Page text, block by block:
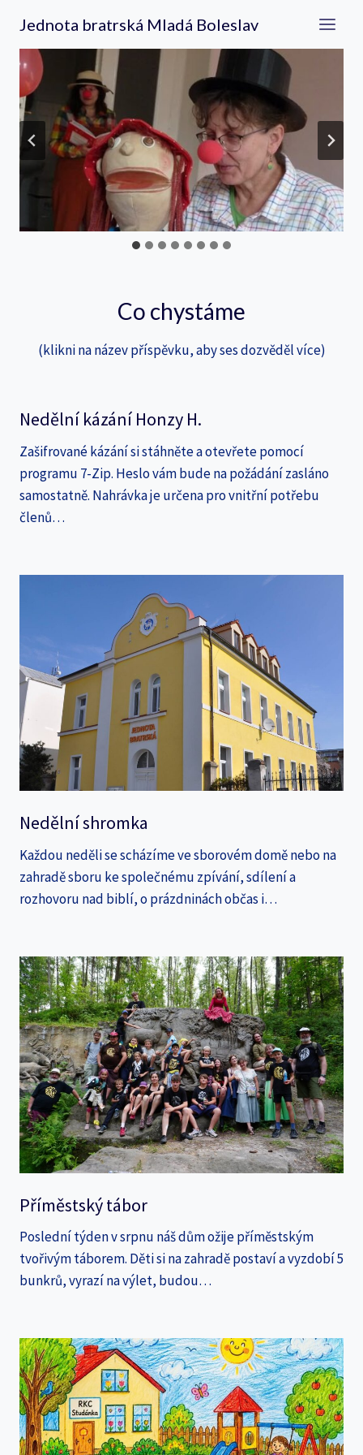
obsah
Jednota bratrská Mladá Boleslav
Co chystáme
(klikni na název příspěvku, aby ses dozvěděl více)
Nedělní kázání Honzy H.
Zašifrované kázání si stáhněte a otevřete pomocí
programu 7-Zip. Heslo vám bude na požádání zasláno
samostatně. Nahrávka je určena pro vnitřní potřebu
členů…
Nedělní shromka
Každou neděli se scházíme ve sborovém domě nebo na
zahradě sboru ke společnému zpívání, sdílení a
rozhovoru nad biblí, o prázdninách občas i…
Příměstský tábor
Poslední týden v srpnu náš dům ožije příměstským
tvořivým táborem. Děti si na zahradě postaví a vyzdobí 5
bunkrů, vyrazí na výlet, budou…